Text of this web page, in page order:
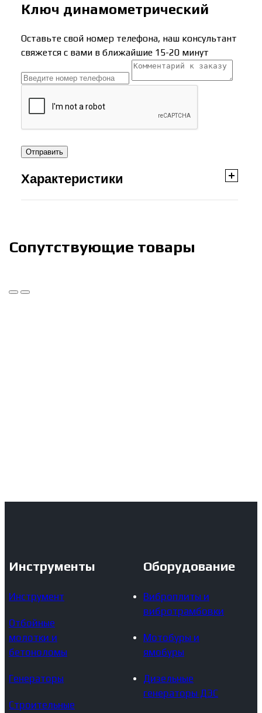
Ключ динамометрический
Оставьте свой номер телефона, наш консультант
свяжется с вами в ближайшие 15-20 минут
Отправить
Характеристики
Сопутствующие товары
Инструменты
Инструмент
Отбойные
молотки и
бетоноломы
Генераторы
Строительные
Оборудование
Виброплиты и
вибротрамбовки
Мотобуры и
ямобуры
Дизельные
генераторы ДЭС